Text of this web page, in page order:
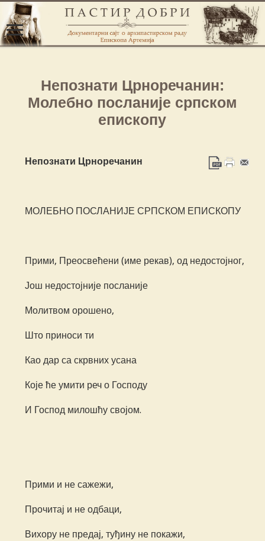
Непознати Црноречанин:
Молебно посланије српском
епископу
Непознати Црноречанин
МОЛЕБНО ПОСЛАНИЈЕ СРПСКОМ ЕПИСКОПУ
Прими, Преосвећени (име рекав), од недостојног,
Још недостојније посланије
Молитвом орошено,
Што приноси ти
Као дар са скрвних усана
Које ће умити реч о Господу
И Господ милошћу својом.
Прими и не сажежи,
Прочитај и не одбаци,
Вихору не предај, туђину не покажи,